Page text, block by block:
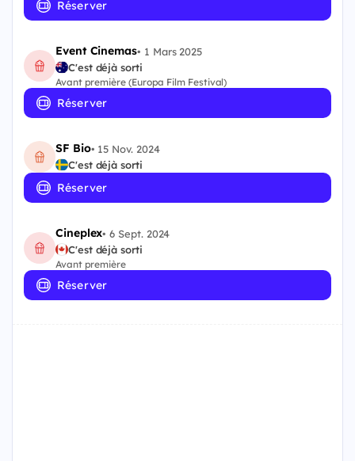
Réserver
Event Cinemas• 1 Mars 2025
C'est déjà sorti
Avant première (Europa Film Festival)
Réserver
SF Bio• 15 Nov. 2024
C'est déjà sorti
Réserver
Cineplex•6 Sept. 2024
C'est déjà sorti
Avant première
Réserver